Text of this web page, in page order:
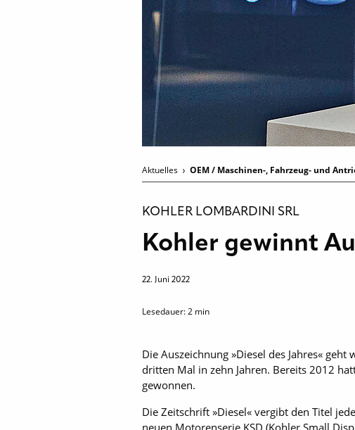
Aktuelles OEM / Maschinen-, Fahrzeug- und
KOHLER LOMBARDINI SRL
Kohler gewinnt
22. Juni 2022
Lesedauer:2 min
Die Auszeichnung »Diesel des Jahres«
dritten Mal in zehn Jahren. Bereits 2012
gewonnen.
Die Zeitschrift »Diesel« vergibt den Titel
neuen Motorenserie KSD (Kohler Small